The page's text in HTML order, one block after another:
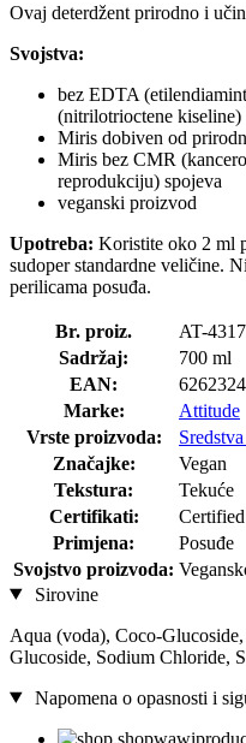
Ovaj deterdžent prirodno i
Svojstva:
bez EDTA
(nitrilotrioctene kiseline)
Miris dobiven od
Miris bez CMR
reprodukciju) spojeva
veganski proizvod
Upotreba: Koristite oko 2 ml
sudoper standardne veličine.
perilicama posuđa.
Br. proiz.
AT-
Sadržaj:
700 ml
EAN:
Marke:
Attitude
Vrste proizvoda:
Značajke:
Vegan
Tekstura:
Tekuće
Certifikati:
Primjena:
Posuđe
Svojstvo proizvoda:
Sirovine
Aqua (voda), Coco-
Glucoside, Sodium Chloride,
Napomena o opasnosti i